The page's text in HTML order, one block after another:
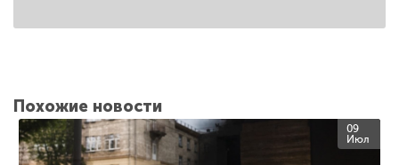
Похожие новости
09
Июл